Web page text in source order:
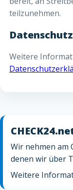
teilzunehmen.
Weitere
Wir nehmen am
denen wir über
Weitere